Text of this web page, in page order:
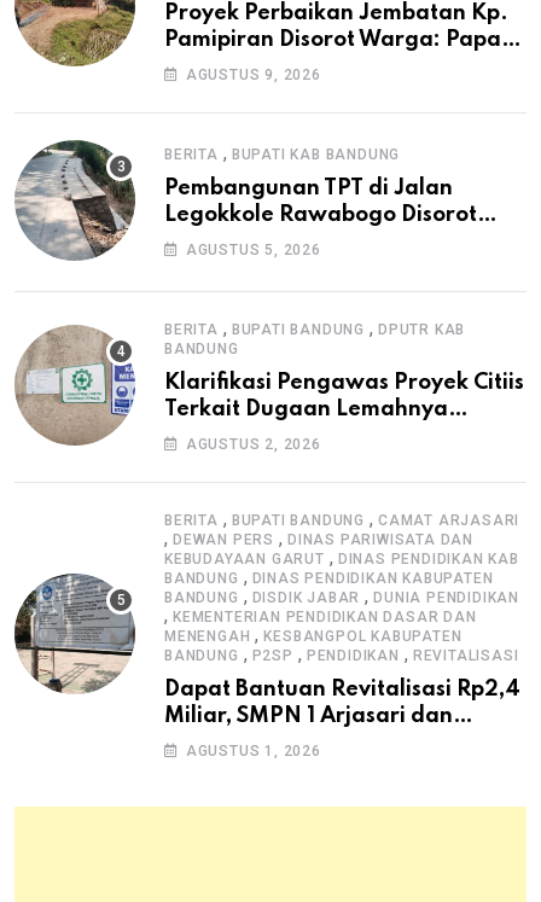
Proyek Perbaikan Jembatan Kp.
Pamipiran Disorot Warga: Papan
Informasi Tak Cantumkan PPK,
AGUSTUS 9, 2026
BERITA , BUPATI KAB BANDUNG
Pembangunan TPT di Jalan
Legokkole Rawabogo Disorot
Warga, Selesai Tanpa Papan
AGUSTUS 5, 2026
BERITA , BUPATI BANDUNG ,DPUTR KAB
BANDUNG
Klarifikasi Pengawas Proyek Citiis
Terkait Dugaan Lemahnya
Pengawasan K3
AGUSTUS 2, 2026
BERITA , BUPATI BANDUNG ,CAMAT ARJASARI
, DEWAN PERS , DINAS PARIWISATA DAN
KEBUDAYAAN GARUT , DINAS PENDIDIKAN KAB
BANDUNG , DINAS PENDIDIKAN KABUPATEN
BANDUNG , DISDIK JABAR ,DUNIA PENDIDIKAN
, KEMENTERIAN PENDIDIKAN DASAR DAN
MENENGAH ,KESBANGPOL KABUPATEN
BANDUNG , P2SP , PENDIDIKAN , REVITALISASI
Dapat Bantuan Revitalisasi Rp2,4
Miliar, SMPN 1 Arjasari dan
Masyarakat Sambut Antusias
AGUSTUS 1, 2026